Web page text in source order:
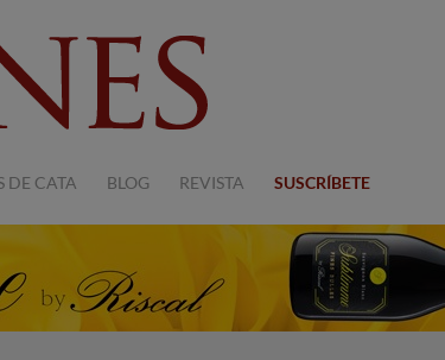
DE CATA BLOG REVISTA SUSCRÍBETE